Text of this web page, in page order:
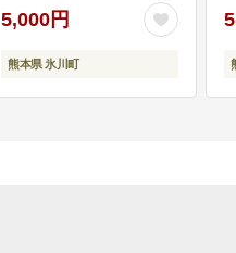
5,000円
熊本県 氷川町